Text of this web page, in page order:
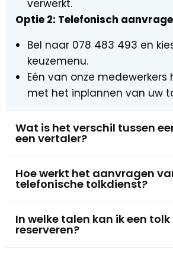
verwerkt.
Optie 2: Telefonisch
Bel naar 078 483 493 en
keuzemenu.
Eén van onze
met het inplannen van uw
Wat is het verschil tussen
een vertaler?
Hoe werkt het aanvragen
telefonische tolkdienst?
In welke talen kan ik een tolk
reserveren?